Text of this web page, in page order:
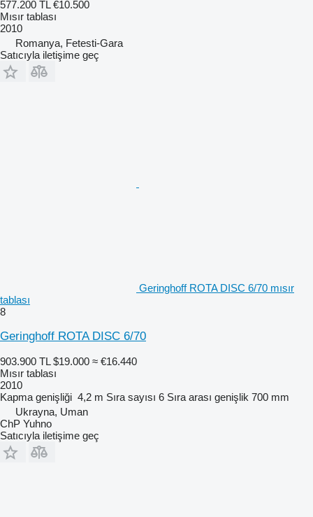
577.200 TL €10.500
Mısır tablası
2010
Romanya, Fetesti-Gara
Satıcıyla iletişime geç
Geringhoff ROTA DISC 6/70 mısır
tablası
8
Geringhoff ROTA DISC 6/70
903.900 TL $19.000 ≈ €16.440
Mısır tablası
2010
Kapma genişliği 4,2 m Sıra sayısı 6 Sıra arası genişlik 700 mm
Ukrayna, Uman
ChP Yuhno
Satıcıyla iletişime geç